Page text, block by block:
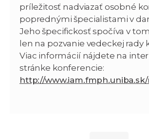
príležitosť nadviazať osobné
poprednými špecialistami v
Jeho špecifickosť spočíva v
len na pozvanie vedeckej rady
Viac informácií nájdete na
stránke konferencie:
http://www.iam.fmph.uniba.sk/